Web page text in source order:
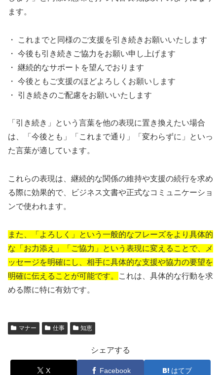
ます。
・ これまでと同様のご支援を引き続きお願いいたします
・ 今後も引き続きご協力をお願い申し上げます
・ 継続的なサポートを望んでおります
・ 今後ともご支援のほどよろしくお願いします
・ 引き続きのご配慮をお願いいたします
「引き続き」という言葉を他の表現に置き換えたい場合
は、「今後とも」「これまで通り」「変わらずに」といっ
た言葉が適しています。
これらの表現は、継続的な関係の維持や支援の続行を求め
る際に効果的で、ビジネス文書や正式なコミュニケーショ
ンで使われます。
また、「よろしく」という一般的なフレーズをより具体的
な「お力添え」「ご協力」という表現に変えることで、メ
ッセージを明確にし、相手に具体的な支援や協力の要望を
明確に伝えることが可能です。
これは、具体的な行動を求
める際に特に有効です。
マナー 仕事 知恵
シェアする
X Facebook はてブ